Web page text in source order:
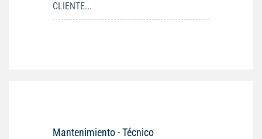
CLIENTE...
Mantenimiento - Técnico